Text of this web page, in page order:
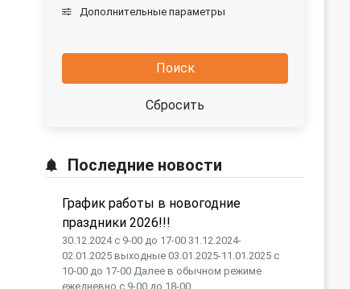
Дополнительные параметры
Поиск
Сбросить
Последние новости
График работы в новогодние
праздники 2026!!!
30.12.2024 с 9-00 до 17-00 31.12.2024-
02.01.2025 выходные 03.01.2025-11.01.2025 с
10-00 до 17-00 Далее в обычном режиме
ежедневно с 9-00 до 18-00.